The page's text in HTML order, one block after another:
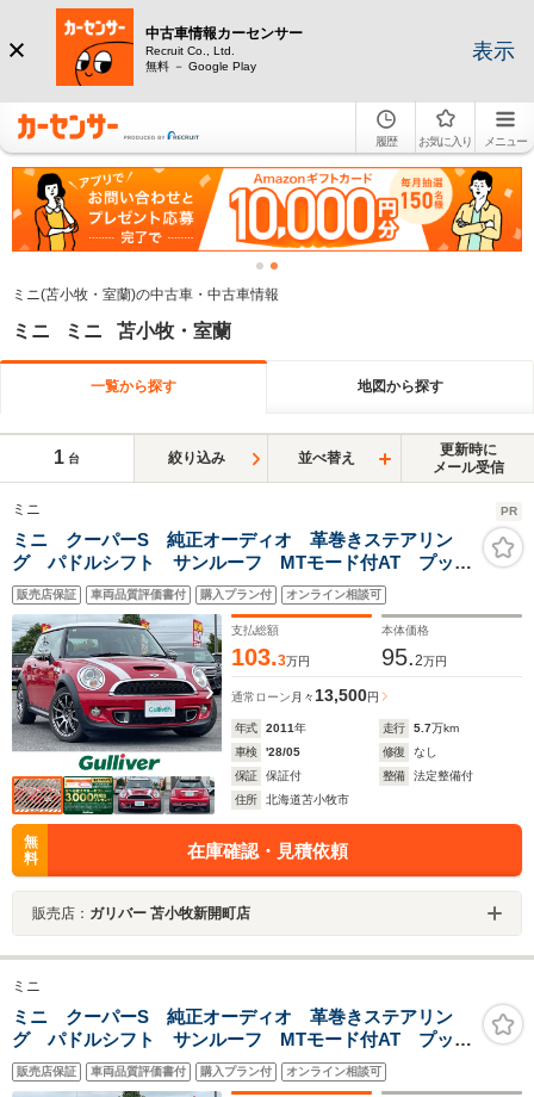
中古車情報カーセンサー
Recruit Co., Ltd.
無料 － Google Play
表示
履歴 お気に入り メニュー
ミニ(苫小牧・室蘭)の中古車・中古車情報
ミニ ミニ 苫小牧・室蘭
一覧から探す 地図から探す
1 台 絞り込み 並べ替え
更新時に
メール受信
ミニ PR
ミニ クーパーS 純正オーディオ 革巻きステアリン
グ パドルシフト サンルーフ MTモード付AT プッシ
ュスタート スマートキー HIDヘッドライト フォグラ
ンプ 社外フロアマット
販売店保証 車両品質評価書付 購入プラン付 オンライン相談可
支払総額
103.3万円
本体価格
95.2万円
通常ローン 月々13,500円
年式 2011年 走行 5.7万km
車検
'28/05 修復
なし
保証
保証付 整備
法定整備付
住所
北海道苫小牧市
無
料
在庫確認・見積依頼
販売店： ガリバー 苫小牧新開町店
ミニ
ミニ クーパーS 純正オーディオ 革巻きステアリン
グ パドルシフト サンルーフ MTモード付AT プッシ
ュスタート スマートキー HIDヘッドライト フォグラ
ンプ 社外フロアマット
販売店保証 車両品質評価書付 購入プラン付 オンライン相談可